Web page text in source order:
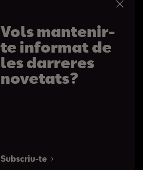
Vols mantenir-
te informat de
les darreres
novetats?
Subscriu-te
Política de cookies